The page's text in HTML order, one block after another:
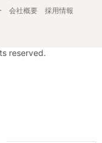
会社概要
採用情報
reserved.